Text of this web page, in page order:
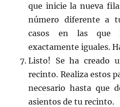
que inicie la nueva
número diferente a
casos en las que
exactamente iguales.
Listo! Se ha creado
recinto. Realiza estos
necesario hasta que
asientos de tu recinto.